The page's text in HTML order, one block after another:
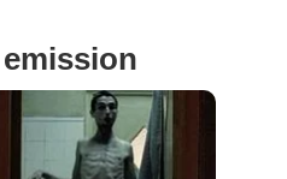
emission